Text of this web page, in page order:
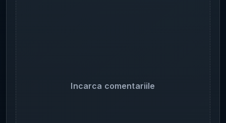
Incarca comentariile